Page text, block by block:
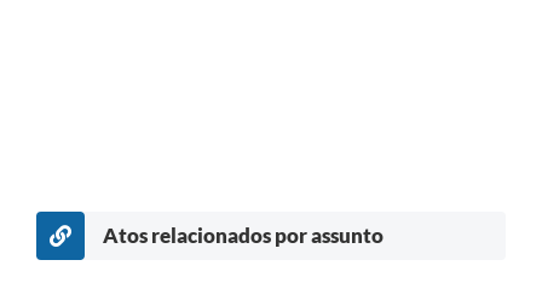
Atos relacionados por assunto